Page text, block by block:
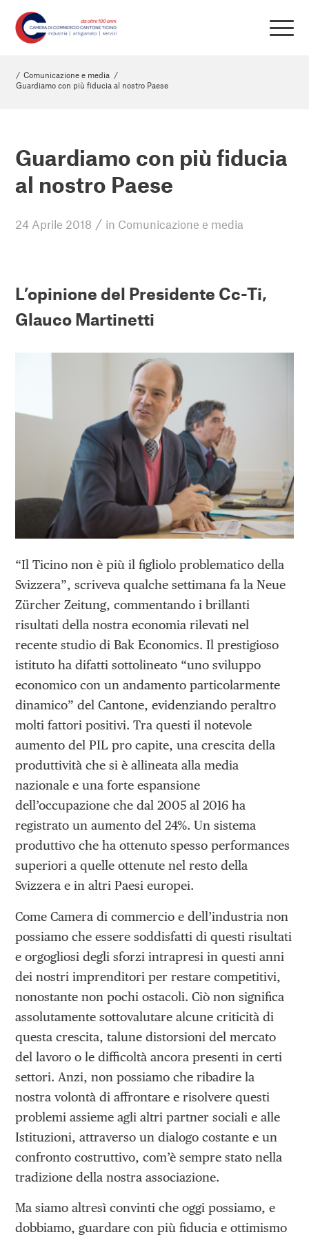
/ Comunicazione e media /
Guardiamo con più fiducia al nostro Paese
Guardiamo con più fiducia
al nostro Paese
24 Aprile 2018 / in Comunicazione e media
L’opinione del Presidente Cc-Ti,
Glauco Martinetti
“Il Ticino non è più il figliolo problematico della
Svizzera”, scriveva qualche settimana fa la Neue
Zürcher Zeitung, commentando i brillanti
risultati della nostra economia rilevati nel
recente studio di Bak Economics. Il prestigioso
istituto ha difatti sottolineato “uno sviluppo
economico con un andamento particolarmente
dinamico” del Cantone, evidenziando peraltro
molti fattori positivi. Tra questi il notevole
aumento del PIL pro capite, una crescita della
produttività che si è allineata alla media
nazionale e una forte espansione
dell’occupazione che dal 2005 al 2016 ha
registrato un aumento del 24%. Un sistema
produttivo che ha ottenuto spesso performances
superiori a quelle ottenute nel resto della
Svizzera e in altri Paesi europei.
Come Camera di commercio e dell’industria non
possiamo che essere soddisfatti di questi risultati
e orgogliosi degli sforzi intrapresi in questi anni
dei nostri imprenditori per restare competitivi,
nonostante non pochi ostacoli. Ciò non significa
assolutamente sottovalutare alcune criticità di
questa crescita, talune distorsioni del mercato
del lavoro o le difficoltà ancora presenti in certi
settori. Anzi, non possiamo che ribadire la
nostra volontà di affrontare e risolvere questi
problemi assieme agli altri partner sociali e alle
Istituzioni, attraverso un dialogo costante e un
confronto costruttivo, com’è sempre stato nella
tradizione della nostra associazione.
Ma siamo altresì convinti che oggi possiamo, e
dobbiamo, guardare con più fiducia e ottimismo